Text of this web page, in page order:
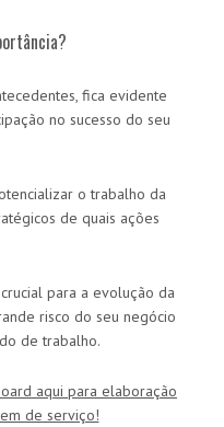
fica evidente
no sucesso do seu
o trabalho da
de quais ações
para a evolução da
risco do seu negócio
de trabalho.
aqui para elaboração
de serviço!